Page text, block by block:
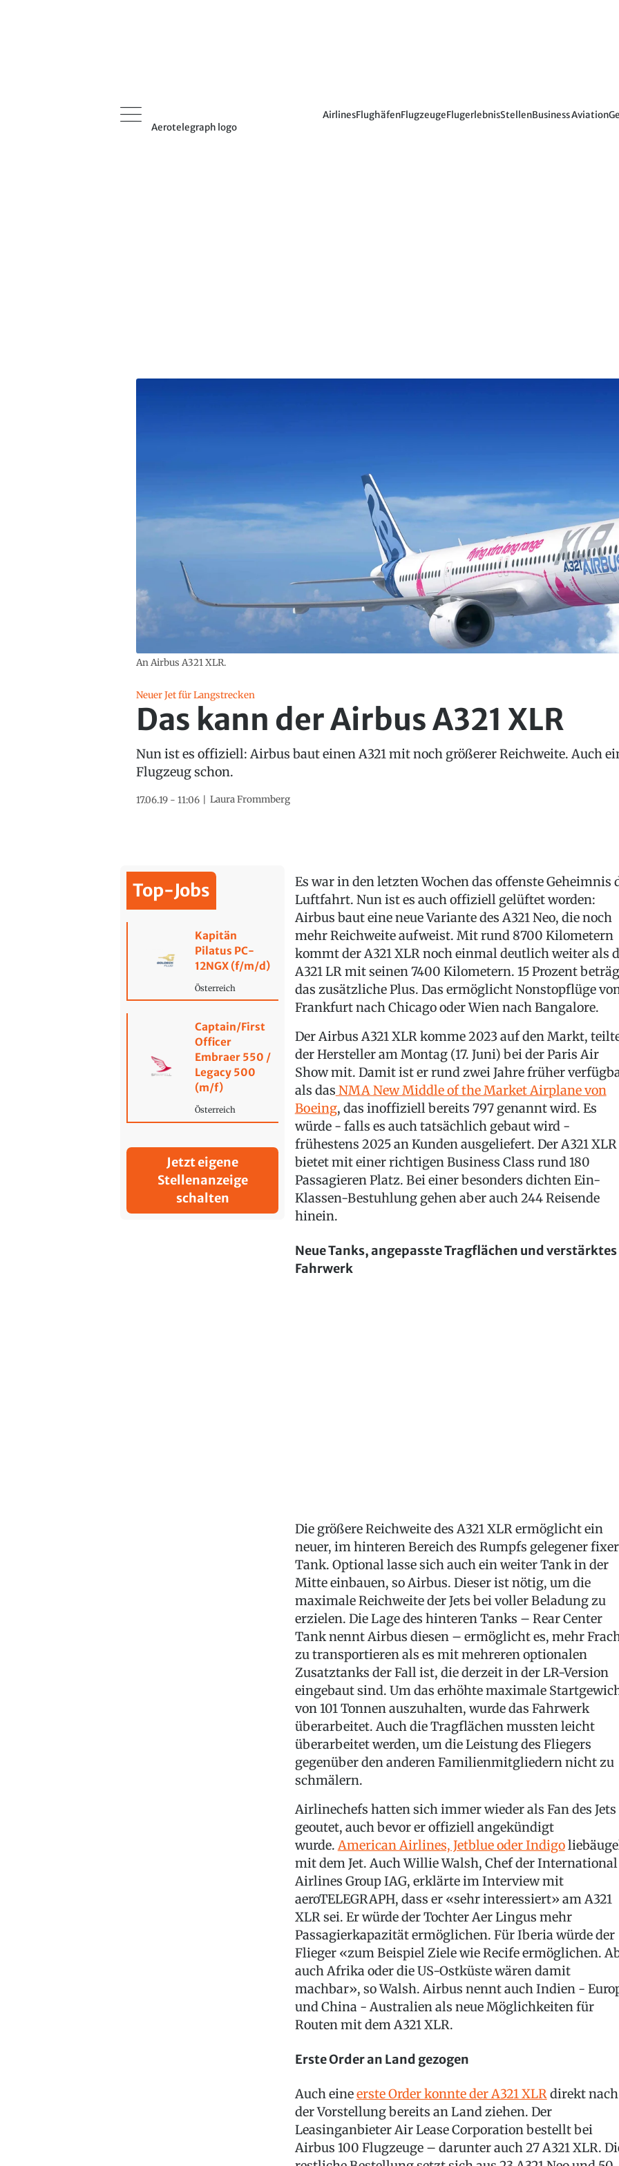
Aerotelegraph logo
AirlinesFlughäfenFlugzeugeFlugerlebnisStellenBusiness Aviation
An Airbus A321 XLR.
Neuer Jet für Langstrecken
Das kann der Airbus A321 XLR
Nun ist es offiziell: Airbus baut einen A321 mit noch größerer Reichweite. Auch
Flugzeug schon.
17.06.19 - 11:06 Laura Frommberg
Top-Jobs
Kapitän
Pilatus PC-
12NGX (f/m/d)
Österreich
Captain/First
Officer
Embraer 550 /
Legacy 500
(m/f)
Österreich
Jetzt eigene
Stellenanzeige
schalten
Es war in den letzten Wochen das offenste Geheimnis
Luftfahrt. Nun ist es auch offiziell gelüftet worden:
Airbus baut eine neue Variante des A321 Neo, die noch
mehr Reichweite aufweist. Mit rund 8700 Kilometern
kommt der A321 XLR noch einmal deutlich weiter als
A321 LR mit seinen 7400 Kilometern. 15 Prozent
das zusätzliche Plus. Das ermöglicht Nonstopflüge
Frankfurt nach Chicago oder Wien nach Bangalore.
Der Airbus A321 XLR komme 2023 auf den Markt,
der Hersteller am Montag (17. Juni) bei der Paris Air
Show mit. Damit ist er rund zwei Jahre früher
als das NMA New Middle of the Market Airplane von
Boeing, das inoffiziell bereits 797 genannt wird. Es
würde - falls es auch tatsächlich gebaut wird -
frühestens 2025 an Kunden ausgeliefert. Der A321 XLR
bietet mit einer richtigen Business Class rund 180
Passagieren Platz. Bei einer besonders dichten Ein-
Klassen-Bestuhlung gehen aber auch 244 Reisende
hinein.
Neue Tanks, angepasste Tragflächen und verstärktes
Fahrwerk
Die größere Reichweite des A321 XLR ermöglicht ein
neuer, im hinteren Bereich des Rumpfs gelegener fixer
Tank. Optional lasse sich auch ein weiter Tank in der
Mitte einbauen, so Airbus. Dieser ist nötig, um die
maximale Reichweite der Jets bei voller Beladung zu
erzielen. Die Lage des hinteren Tanks – Rear Center
Tank nennt Airbus diesen – ermöglicht es, mehr
zu transportieren als es mit mehreren optionalen
Zusatztanks der Fall ist, die derzeit in der LR-Version
eingebaut sind. Um das erhöhte maximale
von 101 Tonnen auszuhalten, wurde das Fahrwerk
überarbeitet. Auch die Tragflächen mussten leicht
überarbeitet werden, um die Leistung des Fliegers
gegenüber den anderen Familienmitgliedern nicht zu
schmälern.
Airlinechefs hatten sich immer wieder als Fan des Jets
geoutet, auch bevor er offiziell angekündigt
wurde.American Airlines, Jetblue oder Indigo
mit dem Jet. Auch Willie Walsh, Chef der International
Airlines Group IAG, erklärte im Interview mit
aeroTELEGRAPH, dass er «sehr interessiert» am A321
XLR sei. Er würde der Tochter Aer Lingus mehr
Passagierkapazität ermöglichen. Für Iberia würde der
Flieger «zum Beispiel Ziele wie Recife ermöglichen.
auch Afrika oder die US-Ostküste wären damit
machbar», so Walsh. Airbus nennt auch Indien -
und China - Australien als neue Möglichkeiten für
Routen mit dem A321 XLR.
Erste Order an Land gezogen
Auch eineerste Order konnte der A321 XLRdirekt nach
der Vorstellung bereits an Land ziehen. Der
Leasinganbieter Air Lease Corporation bestellt bei
Airbus 100 Flugzeuge – darunter auch 27 A321 XLR.